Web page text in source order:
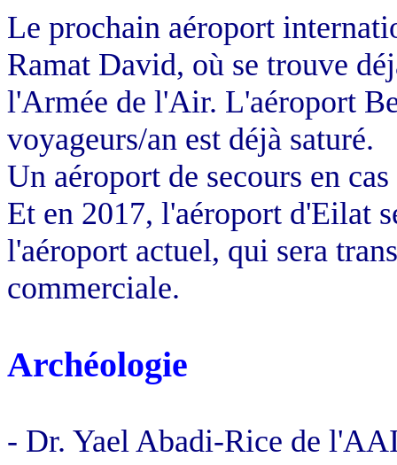
Le prochain aéroport
Ramat David, où se trouve
l'Armée de l'Air. L'aéroport
voyageurs/an est déjà saturé.
Un aéroport de secours en
Et en 2017, l'aéroport d'Eilat
l'aéroport actuel, qui sera
commerciale.
Archéologie
- Dr. Yael Abadi-Rice de